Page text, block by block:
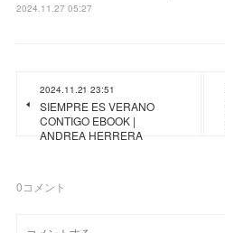
2024.11.27 05:27
2024.11.21 23:51
SIEMPRE ES VERANO
CONTIGO EBOOK |
ANDREA HERRERA
0コメント